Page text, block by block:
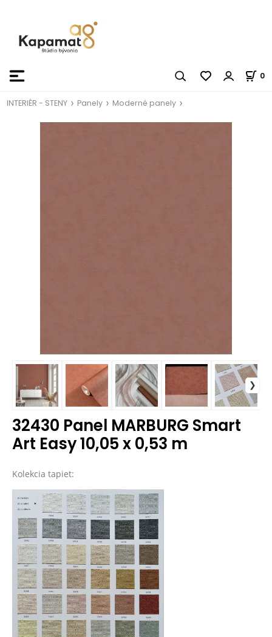
0
INTERIÉR - STENY Panely Moderné panely
32430 Panel MARBURG Smart
Art Easy 10,05 x 0,53 m
Kolekcia tapiet: